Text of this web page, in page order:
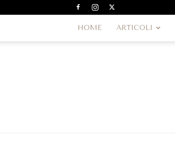
HOME ARTICOLI